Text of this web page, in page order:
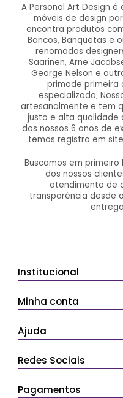
A Personal Art Design
móveis de design
encontra produtos
Bancos, Banquetas e
renomados
Saarinen, Arne
George Nelson e
primade primeira
especializada;
artesanalmente e tem
justo e alta qualidade
dos nossos 6 anos de
temos registro em
Buscamos em
dos nossos
atendimento de
transparência desde
Institucional
Minha conta
Ajuda
Redes Sociais
Pagamentos